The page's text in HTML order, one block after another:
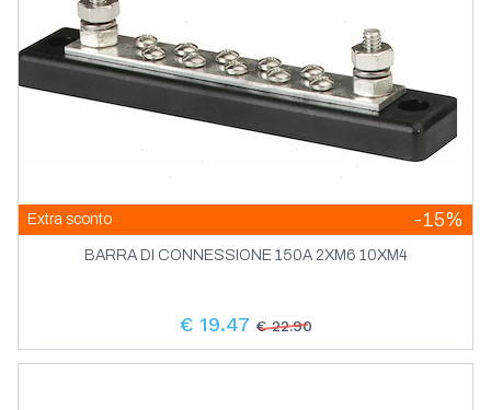
Extra sconto -15%
BARRA DI CONNESSIONE 150A 2XM6 10XM4
€ 19.47 € 22.90